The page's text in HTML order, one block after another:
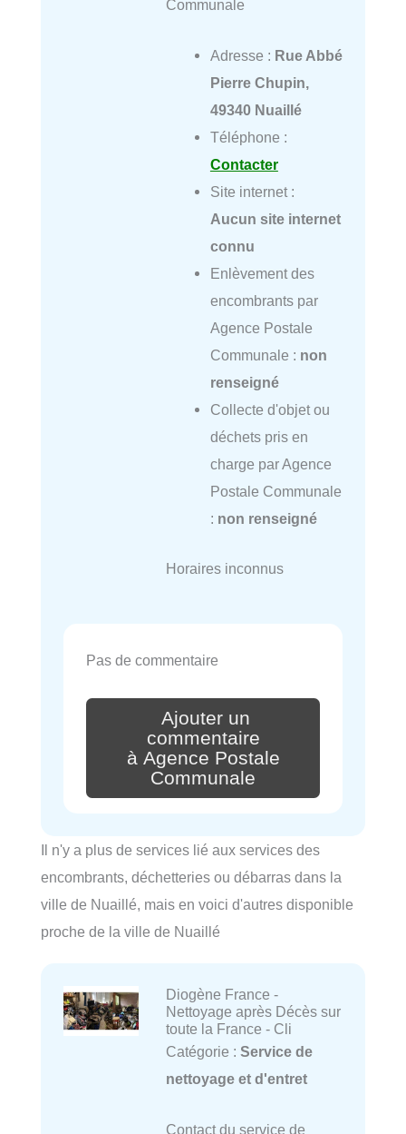
Communale
Adresse : Rue Abbé
Pierre Chupin,
49340 Nuaillé
Téléphone :
Contacter
Site internet :
Aucun site internet
connu
Enlèvement des
encombrants par
Agence Postale
Communale : non
renseigné
Collecte d'objet ou
déchets pris en
charge par Agence
Postale Communale
: non renseigné
Horaires inconnus
Pas de commentaire
Ajouter un
commentaire
à Agence Postale
Communale
Il n'y a plus de services lié aux services des
encombrants, déchetteries ou débarras dans la
ville de Nuaillé, mais en voici d'autres disponible
proche de la ville de Nuaillé
Diogène France -
Nettoyage après Décès sur
toute la France - Cli
Catégorie : Service de
nettoyage et d'entret
Contact du service de